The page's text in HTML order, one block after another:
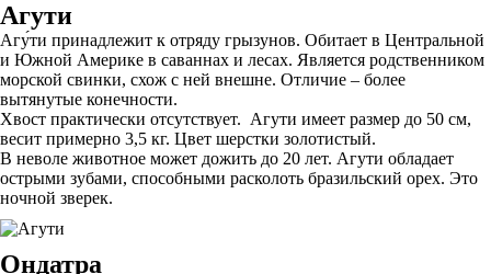
Агути
Агу́ти принадлежит к отряду грызунов. Обитает в Центральной
и Южной Америке в саваннах и лесах. Является родственником
морской свинки, схож с ней внешне. Отличие – более
вытянутые конечности.
Хвост практически отсутствует. Агути имеет размер до 50 см,
весит примерно 3,5 кг. Цвет шерстки золотистый.
В неволе животное может дожить до 20 лет. Агути обладает
острыми зубами, способными расколоть бразильский орех. Это
ночной зверек.
Ондатра